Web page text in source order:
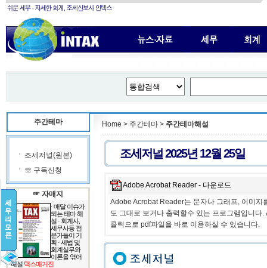
주간테마
조세저널(원본)
☏ 구독신청
☞ 자매지
· 매달 이슈가
되는 테마 해
설 · 회계사,
세무사등 전
문가들이 기
획 · 세법 및
회계실무와
이론을 엮어
해설 택스매거진
Home > 주간테마 > 주간테마해설
조세저널 2025년 12월 25일
Adobe Acrobat Reader - 다운로드
Adobe Acrobat Reader는 문자나 그래프, 이미지
도 그대로 보거나 출력할수 있는 프로그램입니
클릭으로 pdf파일을 바로 이용하실 수 있습니다.